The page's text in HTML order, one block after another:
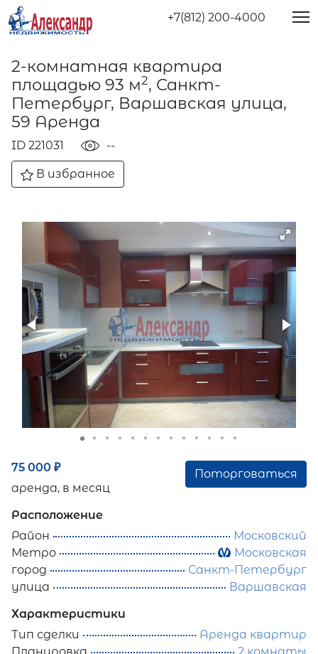
+7(812) 200-4000
2-комнатная квартира
площадью 93 м2, Санкт-
Петербург, Варшавская улица,
59 Аренда
ID 221031 --
В избранное
75 000 ₽
аренда, в месяц
Поторговаться
Расположение
Район
Московский
Метро
Московская
город
Санкт-Петербург
улица
Варшавская
Характеристики
Тип сделки
Аренда квартир